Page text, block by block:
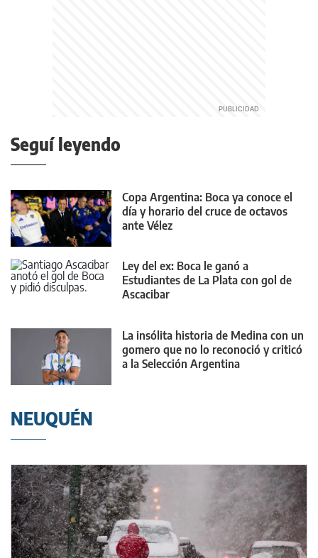
Seguí leyendo
Copa Argentina: Boca ya conoce el
día y horario del cruce de octavos
ante Vélez
Ley del ex: Boca le ganó a
Estudiantes de La Plata con gol de
Ascacibar
La insólita historia de Medina con un
gomero que no lo reconoció y criticó
a la Selección Argentina
NEUQUÉN